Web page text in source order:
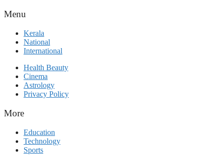
Menu
Kerala
National
International
Health Beauty
Cinema
Astrology
Privacy Policy
More
Education
Technology
Sports